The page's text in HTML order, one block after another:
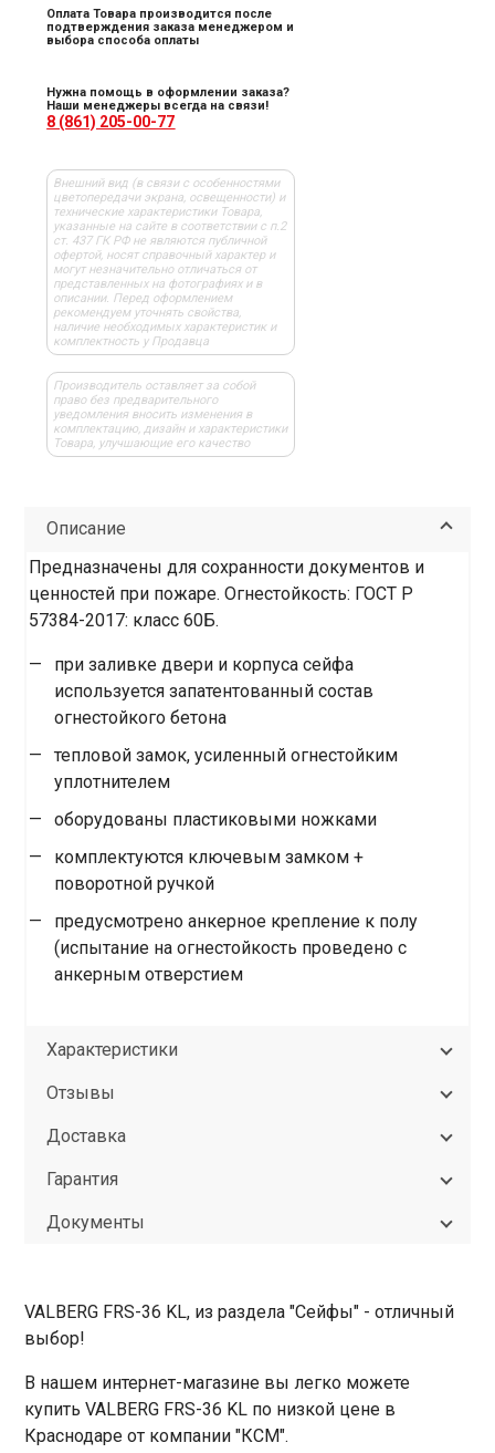
Оплата Товара производится после
подтверждения заказа менеджером и
выбора способа оплаты
Нужна помощь в оформлении заказа?
Наши менеджеры всегда на связи!
8 (861) 205-00-77
Внешний вид (в связи с особенностями
цветопередачи экрана, освещенности) и
технические характеристики Товара,
указанные на сайте в соответствии с п.2
ст. 437 ГК РФ не являются публичной
офертой, носят справочный характер и
могут незначительно отличаться от
представленных на фотографиях и в
описании. Перед оформлением
рекомендуем уточнять свойства,
наличие необходимых характеристик и
комплектность у Продавца
Производитель оставляет за собой
право без предварительного
уведомления вносить изменения в
комплектацию, дизайн и характеристики
Товара, улучшающие его качество
Описание
Предназначены для сохранности документов и
ценностей при пожаре. Огнестойкость: ГОСТ Р
57384-2017: класс 60Б.
при заливке двери и корпуса сейфа
используется запатентованный состав
огнестойкого бетона
тепловой замок, усиленный огнестойким
уплотнителем
оборудованы пластиковыми ножками
комплектуются ключевым замком +
поворотной ручкой
предусмотрено анкерное крепление к полу
(испытание на огнестойкость проведено с
анкерным отверстием
Характеристики
Отзывы
Доставка
Гарантия
Документы
VALBERG FRS-36 KL, из раздела "Сейфы" - отличный
выбор!
В нашем интернет-магазине вы легко можете
купить VALBERG FRS-36 KL по низкой цене в
Краснодаре от компании "КСМ".